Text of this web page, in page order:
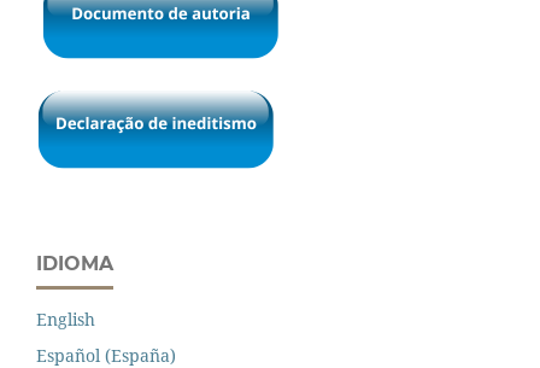
IDIOMA
English
Español (España)